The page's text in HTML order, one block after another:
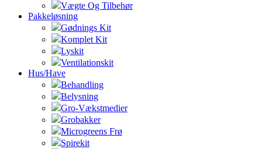
Vægte Og Tilbehør
Pakkeløsning
Gødnings Kit
Komplet Kit
Lyskit
Ventilationskit
Hus/Have
Behandling
Belysning
Gro-Vækstmedier
Grobakker
Microgreens Frø
Spirekit